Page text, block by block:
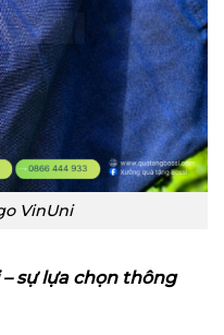
VinUni
sự lựa chọn thông